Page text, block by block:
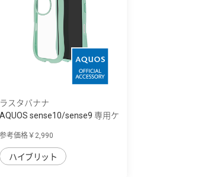
ラスタバナナ
AQUOS sense10/sense9 専用ケ
参考価格￥2,990
ハイブリット